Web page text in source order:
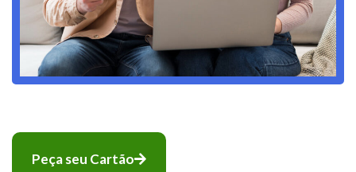
Peça seu Cartão